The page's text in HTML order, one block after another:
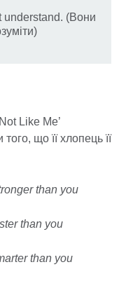
understand. (Вони
Like Me’
що її хлопець її
than you
than you
than you